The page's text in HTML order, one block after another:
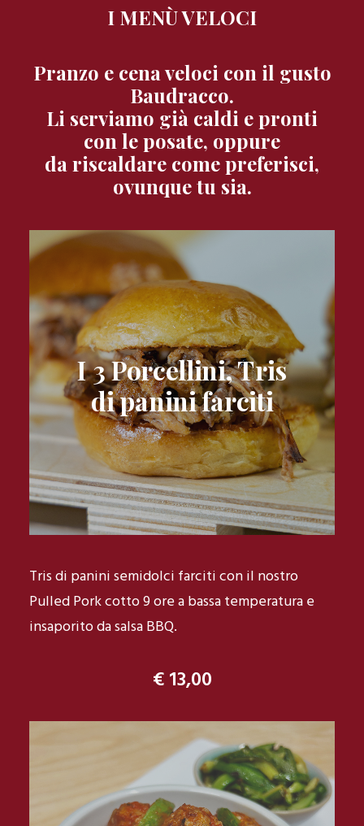
I MENÙ VELOCI
Pranzo e cena veloci con il gusto
Baudracco.
Li serviamo già caldi e pronti
con le posate, oppure
da riscaldare come preferisci,
ovunque tu sia.
I 3 Porcellini, Tris
di panini farciti
Tris di panini semidolci farciti con il nostro
Pulled Pork cotto 9 ore a bassa temperatura e
insaporito da salsa BBQ.
€ 13,00